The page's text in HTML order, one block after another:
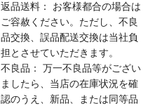
返品送料： お客様都合の場合は
ご容赦ください。ただし、不良
品交換、誤品配送交換は当社負
担とさせていただきます。
不良品： 万一不良品等がござい
ましたら、当店の在庫状況を確
認のうえ、新品、または同等品